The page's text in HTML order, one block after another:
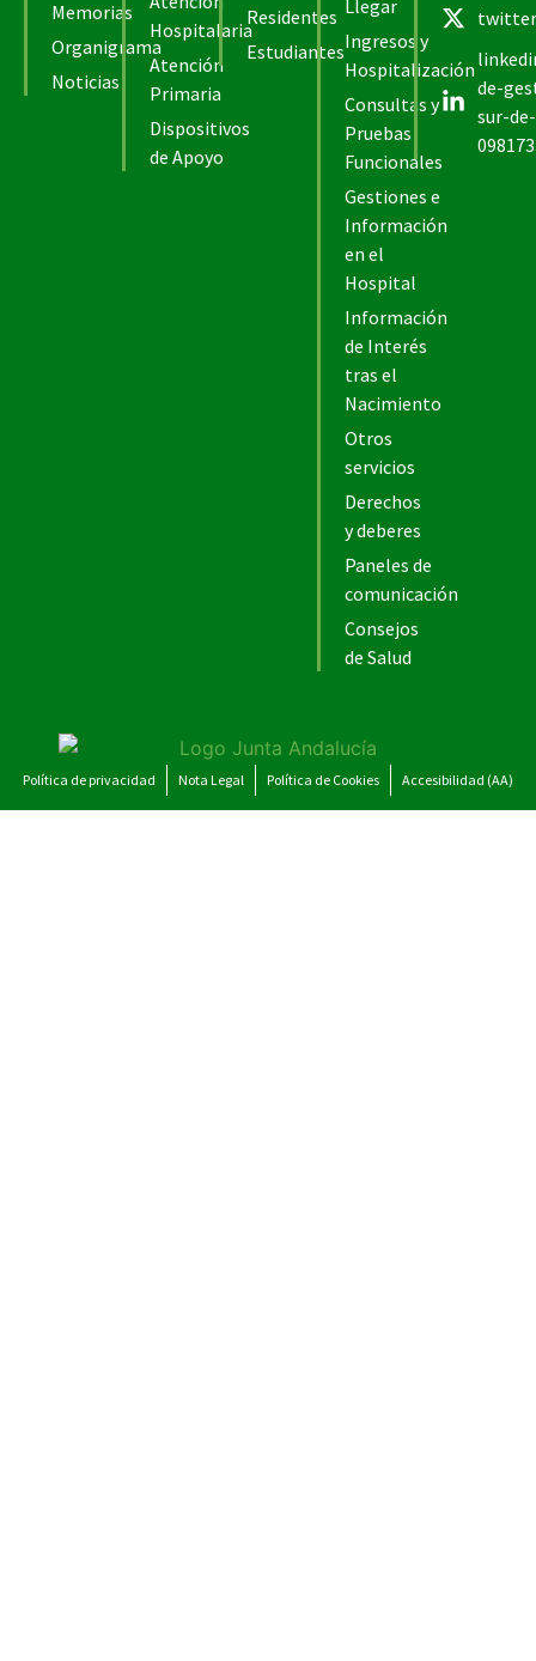
Memorias
Organigrama
Noticias
Hospitalaria
Atención
Primaria
Dispositivos
de Apoyo
Residentes
Estudiantes
Llegar
Ingresos y
Hospitalización
Consultas y
Pruebas
Funcionales
Gestiones e
Información
en el
Hospital
Información
de Interés
tras el
Nacimiento
Otros
servicios
Derechos
y deberes
Paneles de
comunicación
Consejos
de Salud
de-
sur-
Política de privacidad Nota Legal Política de Cookies Accesibilidad (AA)